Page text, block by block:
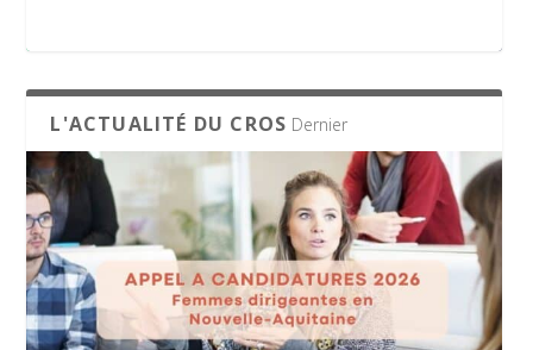
L'ACTUALITÉ DU CROS Dernier